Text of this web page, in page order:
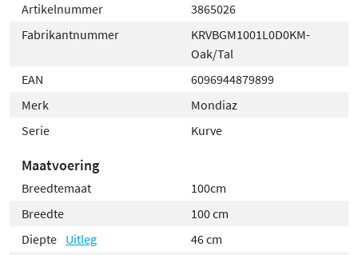
Artikelnummer
3865026
Fabrikantnummer
KRVBGM1001L0D0KM-
Oak/Tal
EAN
6096944879899
Merk
Mondiaz
Serie
Kurve
Maatvoering
Breedtemaat
100cm
Breedte
100 cm
Diepte Uitleg
46 cm